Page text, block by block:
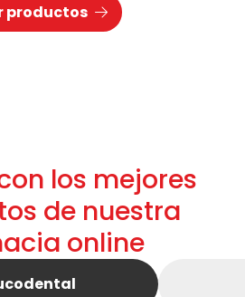
productos
los mejores
de nuestra
online